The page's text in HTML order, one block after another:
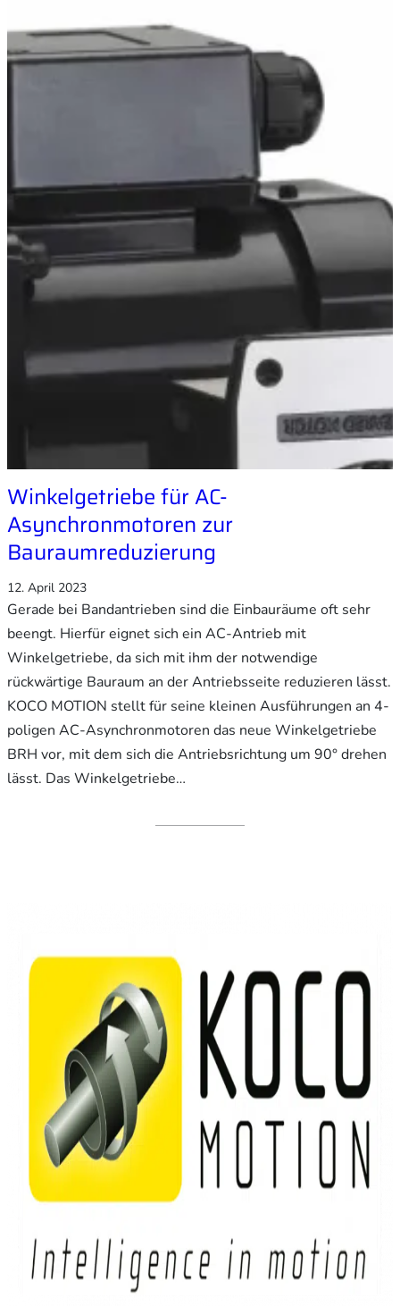
Winkelgetriebe für AC-
Asynchronmotoren zur
Bauraumreduzierung
12. April 2023
Gerade bei Bandantrieben sind die Einbauräume oft sehr
beengt. Hierfür eignet sich ein AC-Antrieb mit
Winkelgetriebe, da sich mit ihm der notwendige
rückwärtige Bauraum an der Antriebsseite reduzieren lässt.
KOCO MOTION stellt für seine kleinen Ausführungen an 4-
poligen AC-Asynchronmotoren das neue Winkelgetriebe
BRH vor, mit dem sich die Antriebsrichtung um 90° drehen
lässt. Das Winkelgetriebe…